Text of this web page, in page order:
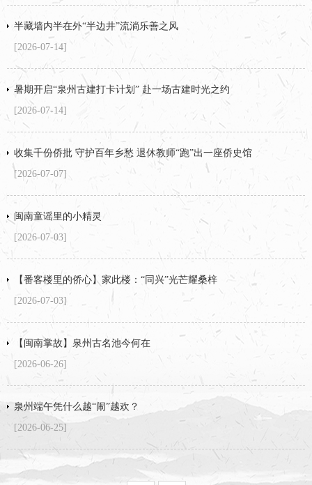
半藏墙内半在外“半边井”流淌乐善之风
[2026-07-14]
暑期开启“泉州古建打卡计划” 赴一场古建时光之约
[2026-07-14]
收集千份侨批 守护百年乡愁 退休教师“跑”出一座侨史馆
[2026-07-07]
闽南童谣里的小精灵
[2026-07-03]
【番客楼里的侨心】家此楼：“同兴”光芒耀桑梓
[2026-07-03]
【闽南掌故】泉州古名池今何在
[2026-06-26]
泉州端午凭什么越“闹”越欢？
[2026-06-25]